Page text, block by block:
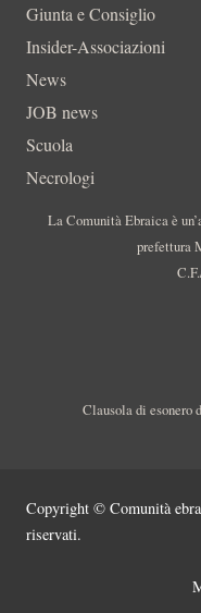
Giunta e Consiglio
Insider-Associazioni
News
JOB news
Scuola
Necrologi
La Comunità Ebraica è
prefettura
Clausola di esonero
Copyright © Comunità
riservati.